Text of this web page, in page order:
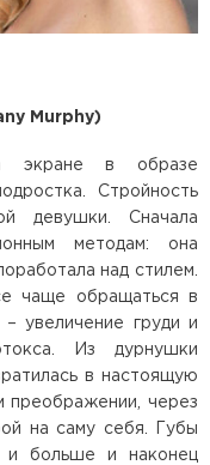
Murphy)
экране в образе
Стройность
девушки. Сначала
методам: она
над стилем.
чаще обращаться в
увеличение груди и
Из дурнушки
в настоящую
преображении, через
на саму себя. Губы
и больше и наконец